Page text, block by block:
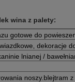
wina z palety:
gotowe do
dekoracje
lnianej /
noszy.blejtram